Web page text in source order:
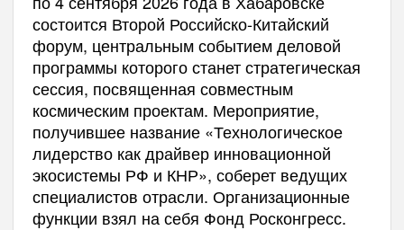
состоится Второй Российско-Китайский
форум, центральным событием деловой
программы которого станет стратегическая
сессия, посвященная совместным
космическим проектам. Мероприятие,
получившее название «Технологическое
лидерство как драйвер инновационной
экосистемы РФ и КНР», соберет ведущих
специалистов отрасли. Организационные
функции взял на себя Фонд Росконгресс.